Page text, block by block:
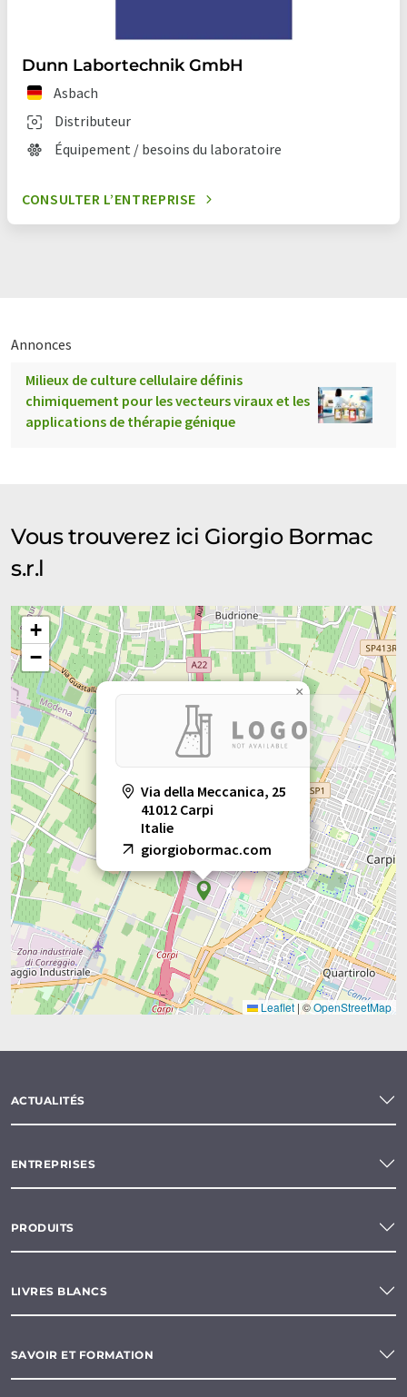
Dunn Labortechnik GmbH
Asbach
Distributeur
Équipement / besoins du laboratoire
CONSULTER L’ENTREPRISE
Annonces
Milieux de culture cellulaire définis
chimiquement pour les vecteurs viraux et les
applications de thérapie génique
Vous trouverez ici Giorgio Bormac
s.r.l
Via della Meccanica, 25
41012 Carpi
Italie
giorgiobormac.com
×
+
−
Leaflet |©OpenStreetMap
ACTUALITÉS
ENTREPRISES
PRODUITS
LIVRES BLANCS
SAVOIR ET FORMATION